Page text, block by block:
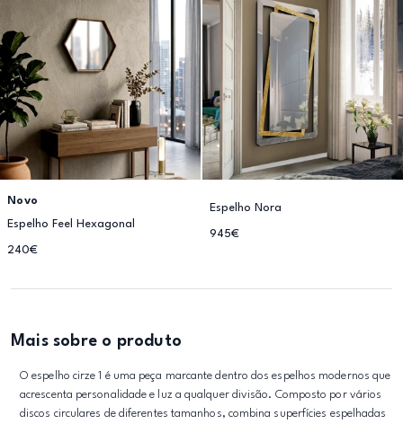
Novo
Espelho Feel Hexagonal
240€
Espelho Nora
945€
Mais sobre o produto
O espelho cirze 1 é uma peça marcante dentro dos espelhos modernos que
acrescenta personalidade e luz a qualquer divisão. Composto por vários
discos circulares de diferentes tamanhos, combina superfícies espelhadas